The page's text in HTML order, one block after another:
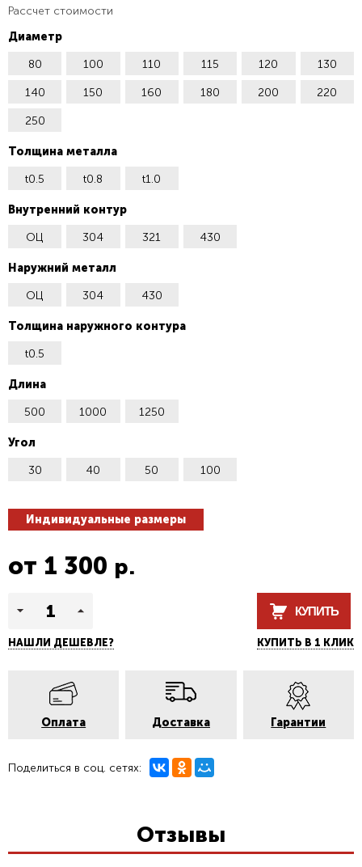
Рассчет стоимости
Диаметр
80
100 110 115 120 130
140 150 160 180 200 220
250
Толщина металла
t0.5
t0.8 t1.0
Внутренний контур
ОЦ
304 321 430
Наружний металл
ОЦ
304 430
Толщина наружного контура
t0.5
Длина
500
1000 1250
Угол
30
40 50 100
Индивидуальные размеры
от 1 300 р.
НАШЛИ ДЕШЕВЛЕ?
КУПИТЬ
КУПИТЬ В 1 КЛИК
Оплата Доставка Гарантии
Поделиться в соц. сетях:
Отзывы